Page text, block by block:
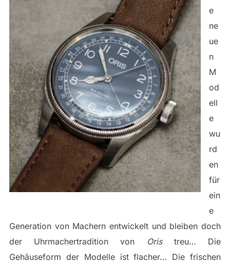
e
ne
ue
n
M
od
ell
e
wu
rd
en
für
ein
e
Generation von Machern entwickelt und bleiben doch
der Uhrmachertradition von
Oristreu… Die
Gehäuseform der Modelle ist flacher… Die frischen